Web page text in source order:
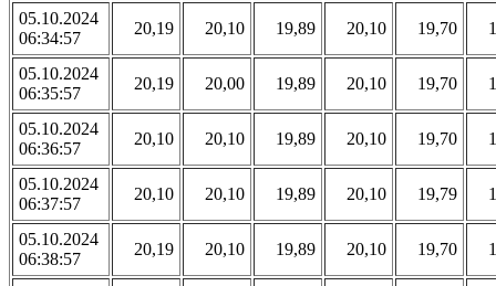
05.10.2024
06:34:57
20,19 20,10 19,89 20,10 19,70
05.10.2024
06:35:57
20,19 20,00 19,89 20,10 19,70
05.10.2024
06:36:57
20,10 20,10 19,89 20,10 19,70
05.10.2024
06:37:57
20,10 20,10 19,89 20,10 19,79
05.10.2024
06:38:57
20,19 20,10 19,89 20,10 19,70